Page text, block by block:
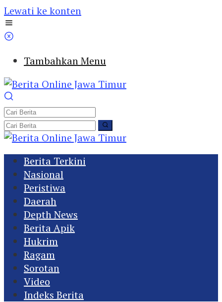
Lewati ke konten
Tambahkan Menu
Berita Terkini
Nasional
Peristiwa
Daerah
Depth News
Berita Apik
Hukrim
Ragam
Sorotan
Video
Indeks Berita